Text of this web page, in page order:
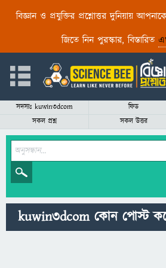
বিজ্ঞান ও প্রযুক্তির প্রশ্নোত্তর দুনিয়ায়
জিতে নিন পুরস্কার, বিস্তারিত
সদস্যঃ kuwin3dcom ফিড
সকল প্রশ্ন
সকল উত্তর
kuwin3dcom কোন পোস্ট